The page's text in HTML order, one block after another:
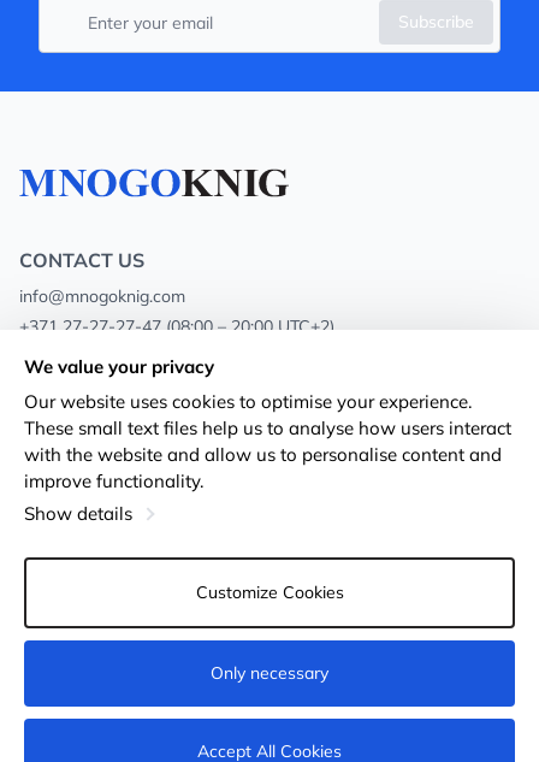
Not available
Subscribe
CONTACT US
info@mnogoknig.com
+371 27-27-27-47 (08:00 – 20:00 UTC+2)
Rīga, Augusta Deglava 69d, LV-1082
About us
Stores
Shipping and payment
Loyalty Cards
Privacy Policy
Terms and conditions
Returns
Cookie settings
We value your privacy
Our website uses cookies to optimise your experience.
These small text files help us to analyse how users interact
with the website and allow us to personalise content and
improve functionality.
Show details
Customize Cookies
Only necessary
Accept All Cookies